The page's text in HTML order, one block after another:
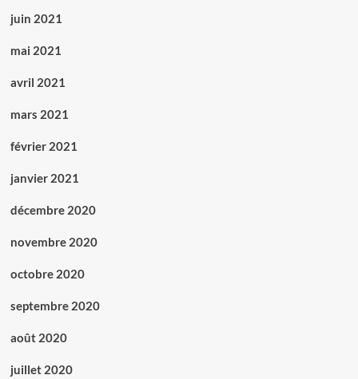
juin 2021
mai 2021
avril 2021
mars 2021
février 2021
janvier 2021
décembre 2020
novembre 2020
octobre 2020
septembre 2020
août 2020
juillet 2020